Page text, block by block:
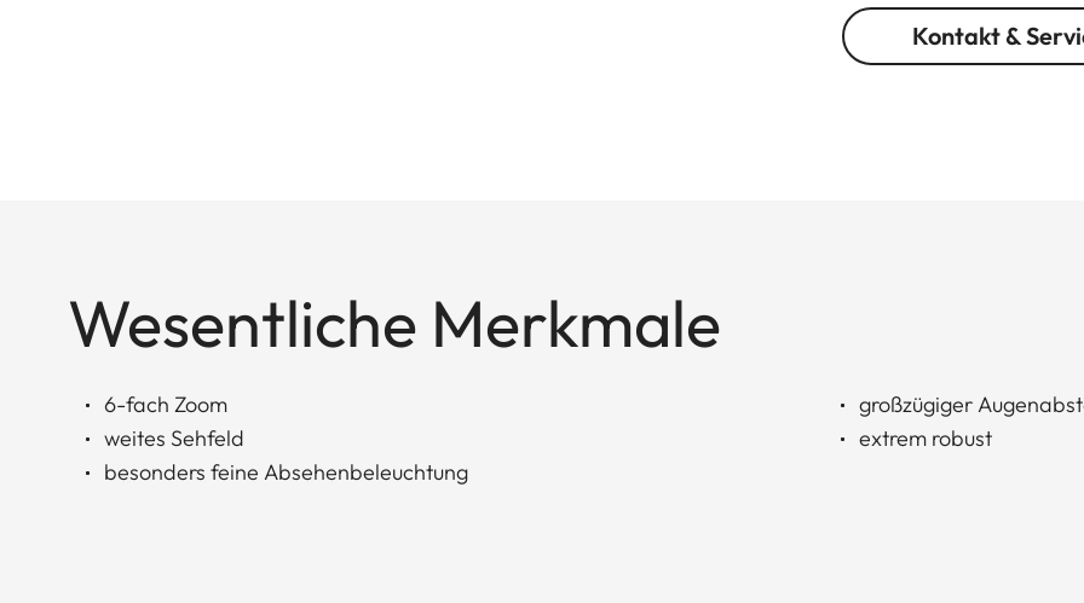
Kontakt &
Wesentliche Merkmale
6-fach Zoom
weites Sehfeld
besonders feine Absehenbeleuchtung
großzügiger
extrem robust